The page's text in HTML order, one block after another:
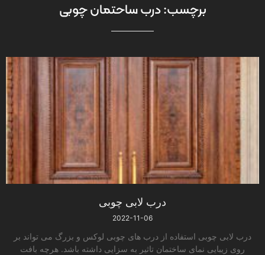
برچسب: درب ساحتمان چوبی
درب لابی چوبی
2022-11-06
درب لابی چوبی استفاده از درب های چوبی لوکس و بزرگ می تواند بر
روی زیبایی نمای ساختمان تاثیر به سزایی داشته باشد. هرچه بافت